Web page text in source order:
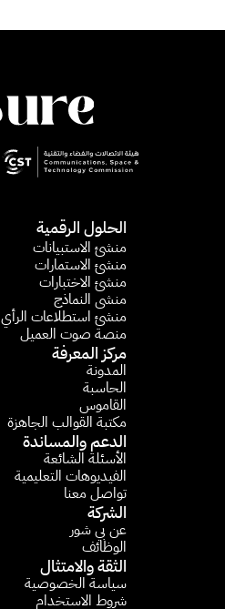
الثقة والامتثال
سياسة الخصوصية
شروط الاستخدام
الشركة
عن بي شور
الوظائف
الدعم والمساندة
الأسئلة الشائعة​
الفيديوهات التعليمية
تواصل معنا
مركز المعرفة
المدونة
الحاسبة
القاموس
مكتبة القوالب الجاهزة
الحلول الرقمية
منشئ الاستبيانات​
منشئ الاستمارات​
منشئ الاختبارات
منشى النماذج
منشئ استطلاعات الرأي​
منصة صوت العميل